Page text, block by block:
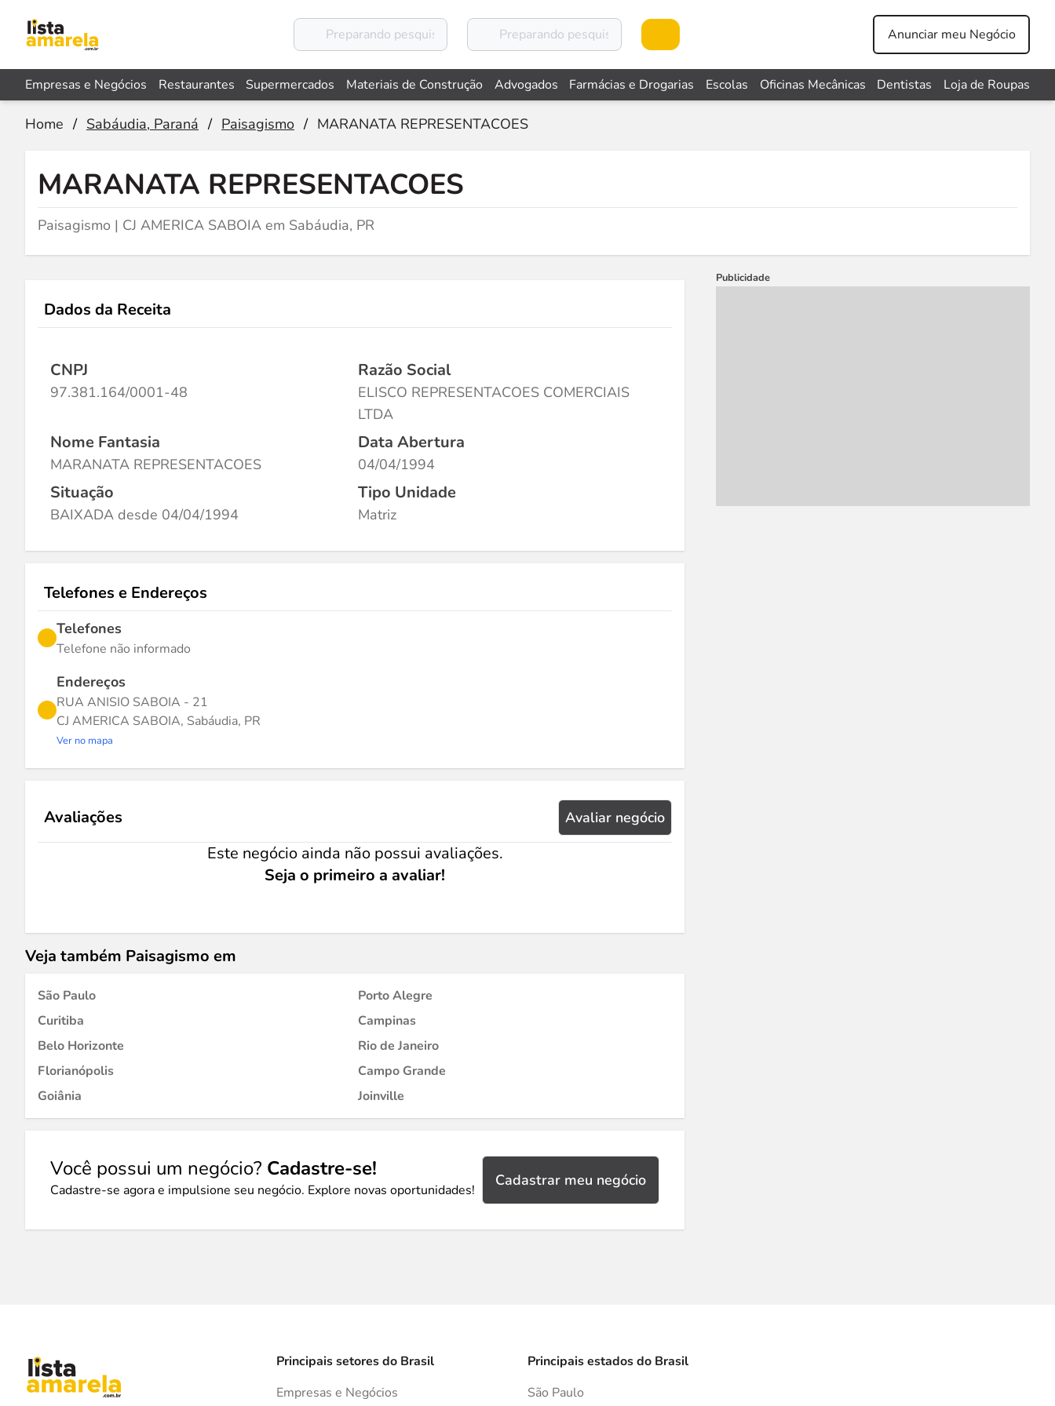
Anunciar meu Negócio
Empresas e Negócios Restaurantes Supermercados Materiais de Construção Advogados Farmácias e Drogarias Escolas Oficinas Mecânicas Dentistas Loja de Roupas
Home / Sabáudia, Paraná / Paisagismo / MARANATA REPRESENTACOES
MARANATA REPRESENTACOES
Paisagismo | CJ AMERICA SABOIA em Sabáudia, PR
Dados da Receita
CNPJ
97.381.164/0001-48
Razão Social
ELISCO REPRESENTACOES COMERCIAIS
LTDA
Nome Fantasia
MARANATA REPRESENTACOES
Data Abertura
04/04/1994
Situação
BAIXADA desde 04/04/1994
Tipo Unidade
Matriz
Telefones e Endereços
Telefones
Telefone não informado
Endereços
RUA ANISIO SABOIA - 21
CJ AMERICA SABOIA, Sabáudia, PR
Ver no mapa
Avaliações Avaliar negócio
Este negócio ainda não possui avaliações.
Seja o primeiro a avaliar!
Veja também Paisagismo em
São Paulo
Porto Alegre
Curitiba
Campinas
Belo Horizonte
Rio de Janeiro
Florianópolis
Campo Grande
Goiânia
Joinville
Você possui um negócio? Cadastre-se!
Cadastre-se agora e impulsione seu negócio. Explore novas oportunidades!
Cadastrar meu negócio
Publicidade
Principais setores do Brasil
Empresas e Negócios
Principais estados do Brasil
São Paulo